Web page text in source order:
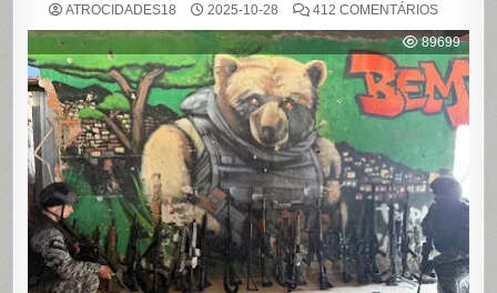
ATROCIDADES18 2025-10-28 412 COMENTÁRIOSEM
POLICIAL
DEIXA
121
MORTOS
NOS
DO
ALEMÃO
PENHA,
NO
RIO
89699